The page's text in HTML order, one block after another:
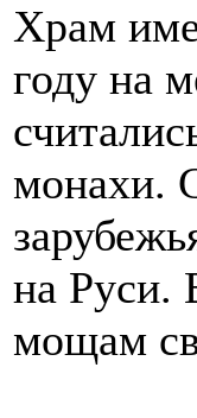
Храм
году на
монахи.
на Руси.
мощам